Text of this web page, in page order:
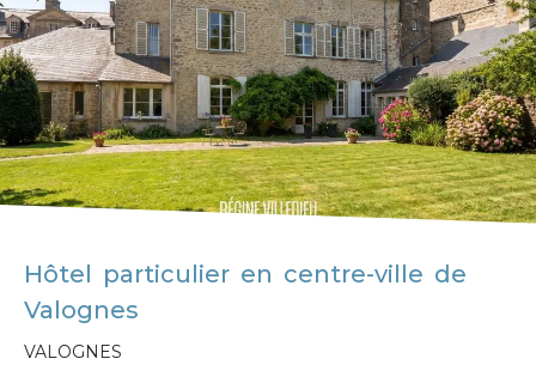
Hôtel particulier en centre-ville de
Valognes
VALOGNES